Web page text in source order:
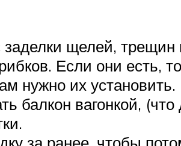
щелей,
Если они есть,
нужно их установить.
вагонкой, (что